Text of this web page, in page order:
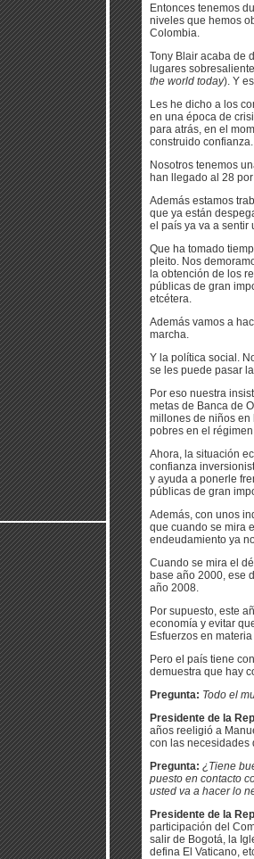
Entonces tenemos
niveles que hemos
Colombia.
Tony Blair acaba de
lugares
the world today). Y
Les he dicho a los
en una época de
para atrás, en el
construido
Nosotros tenemos
han llegado al 28
Además estamos
que ya están
el país ya va a sentir
Que ha tomado
pleito. Nos
la obtención de los
públicas de gran
etcétera.
Además vamos a
marcha.
Y la política social.
se les puede pasar
Por eso nuestra
metas de Banca de
millones de niños en
pobres en el
Ahora, la situación
confianza
y ayuda a ponerle
públicas de gran
Además, con unos
que cuando se mira
endeudamiento ya
Cuando se mira el
base año 2000, ese
año 2008.
Por supuesto, este
economía y evitar
Esfuerzos en
Pero el país tiene
demuestra que hay
Pregunta: Todo el
Presidente de la
años reeligió a
con las necesidades
Pregunta: ¿Tiene
puesto en contacto
usted va a hacer lo
Presidente de la
participación del
salir de Bogotá, la
defina El Vaticano,